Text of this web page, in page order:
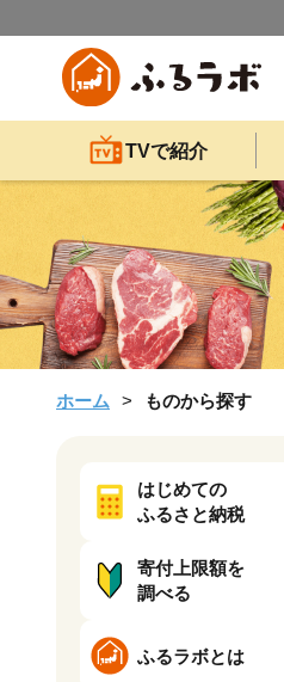
TVで紹介
ホーム ものから探す
はじめての
ふるさと納税
寄付上限額を
調べる
ふるラボとは